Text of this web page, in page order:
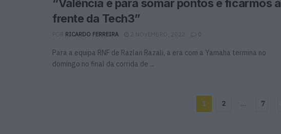
“Valência é para somar pontos e ficarmos à
frente da Tech3”
RICARDO FERREIRA 2 NOVEMBRO, 2022 0
Para a equipa RNF de Razlan Razali, a era com a Yamaha termina no
domingo no final da corrida de ...
1 2 … 7